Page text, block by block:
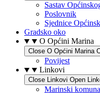
Sastav
Poslovnik
Sjednice
Gradsko oko
O Općini Marina
Close O Općini Marina
Povijest
Linkovi
Close Linkovi Open
Marinski